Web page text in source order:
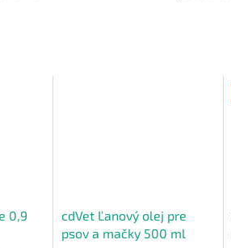
0,9
cdVet Ľanový olej pre
psov a mačky 500 ml